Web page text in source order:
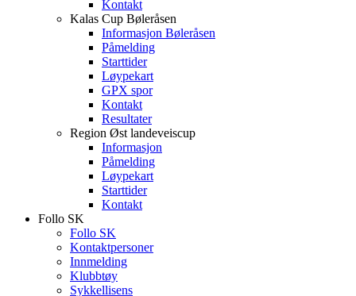
Kontakt
Kalas Cup Bøleråsen
Informasjon Bøleråsen
Påmelding
Starttider
Løypekart
GPX spor
Kontakt
Resultater
Region Øst landeveiscup
Informasjon
Påmelding
Løypekart
Starttider
Kontakt
Follo SK
Follo SK
Kontaktpersoner
Innmelding
Klubbtøy
Sykkellisens